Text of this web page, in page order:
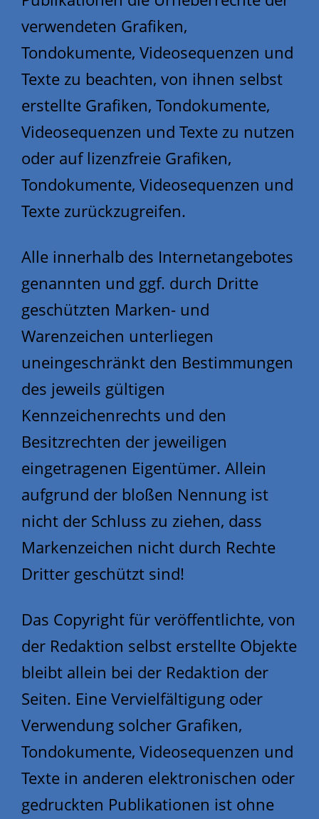
verwendeten Grafiken,
Tondokumente, Videosequenzen und
Texte zu beachten, von ihnen selbst
erstellte Grafiken, Tondokumente,
Videosequenzen und Texte zu nutzen
oder auf lizenzfreie Grafiken,
Tondokumente, Videosequenzen und
Texte zurückzugreifen.
Alle innerhalb des Internetangebotes
genannten und ggf. durch Dritte
geschützten Marken- und
Warenzeichen unterliegen
uneingeschränkt den Bestimmungen
des jeweils gültigen
Kennzeichenrechts und den
Besitzrechten der jeweiligen
eingetragenen Eigentümer. Allein
aufgrund der bloßen Nennung ist
nicht der Schluss zu ziehen, dass
Markenzeichen nicht durch Rechte
Dritter geschützt sind!
Das Copyright für veröffentlichte, von
der Redaktion selbst erstellte Objekte
bleibt allein bei der Redaktion der
Seiten. Eine Vervielfältigung oder
Verwendung solcher Grafiken,
Tondokumente, Videosequenzen und
Texte in anderen elektronischen oder
gedruckten Publikationen ist ohne